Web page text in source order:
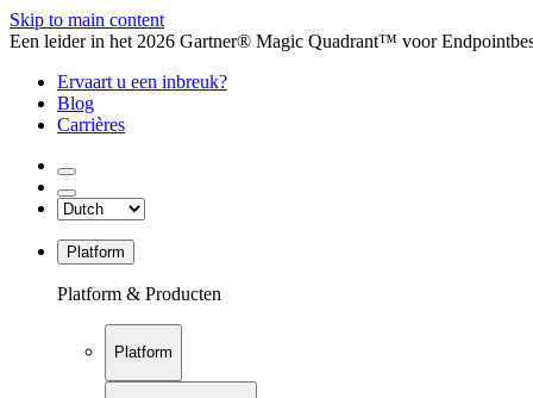
Skip to main content
Een leider in het 2026 Gartner® Magic Quadrant™ voor
Ervaart u een inbreuk?
Blog
Carrières
Platform
Platform & Producten
Platform